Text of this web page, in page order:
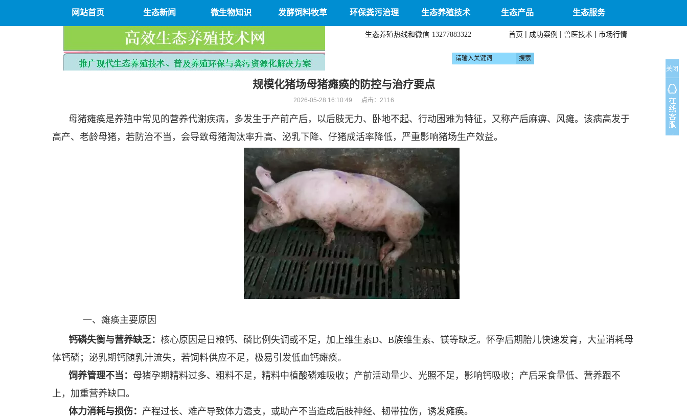
网站首页 生态新闻 微生物知识 发酵饲料牧草 环保粪污治理 生态养殖技术 生态产品 生态服务
首页 | 成功案例 | 兽医技术 | 市场行情
生态养殖热线和微信 13277883322
规模化猪场母猪瘫痪的防控与治疗要点
2026-05-28 16:10:49 点击： 2116
母猪瘫痪是养殖中常见的营养代谢疾病，多发生于产前产后，以后肢无力、卧地不起、行动困难为特征，又称产后麻痹、风瘫。该病高发于
高产、老龄母猪，若防治不当，会导致母猪淘汰率升高、泌乳下降、仔猪成活率降低，严重影响猪场生产效益。
一、瘫痪主要原因
钙磷失衡与营养缺乏： 核心原因是日粮钙、磷比例失调或不足，加上维生素D、B族维生素、镁等缺乏。怀孕后期胎儿快速发育，大量消耗母
体钙磷；泌乳期钙随乳汁流失，若饲料供应不足，极易引发低血钙瘫痪。
饲养管理不当： 母猪孕期精料过多、粗料不足，精料中植酸磷难吸收；产前活动量少、光照不足，影响钙吸收；产后采食量低、营养跟不
上，加重营养缺口。
体力消耗与损伤： 产程过长、难产导致体力透支，或助产不当造成后肢神经、韧带拉伤，诱发瘫痪。
关闭